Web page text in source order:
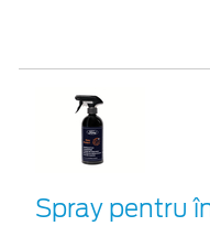
Spray pentru